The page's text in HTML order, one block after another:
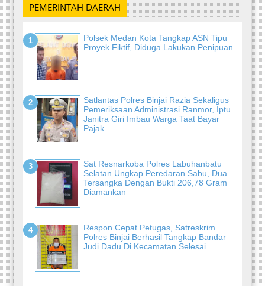
PEMERINTAH DAERAH
Polsek Medan Kota Tangkap ASN Tipu
Proyek Fiktif, Diduga Lakukan Penipuan
Satlantas Polres Binjai Razia Sekaligus
Pemeriksaan Administrasi Ranmor, Iptu
Janitra Giri Imbau Warga Taat Bayar
Pajak
Sat Resnarkoba Polres Labuhanbatu
Selatan Ungkap Peredaran Sabu, Dua
Tersangka Dengan Bukti 206,78 Gram
Diamankan
Respon Cepat Petugas, Satreskrim
Polres Binjai Berhasil Tangkap Bandar
Judi Dadu Di Kecamatan Selesai